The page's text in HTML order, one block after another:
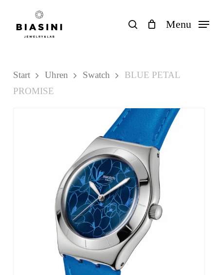
search Menu
Einkaufswagen
Close
Cart
Start Uhren Swatch
BLUE PETAL
PROMISE